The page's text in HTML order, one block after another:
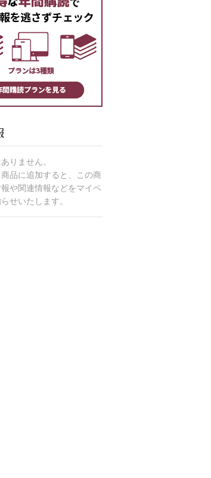
りません。
品に追加すると、この商
や関連情報などをマイペ
せいたします。